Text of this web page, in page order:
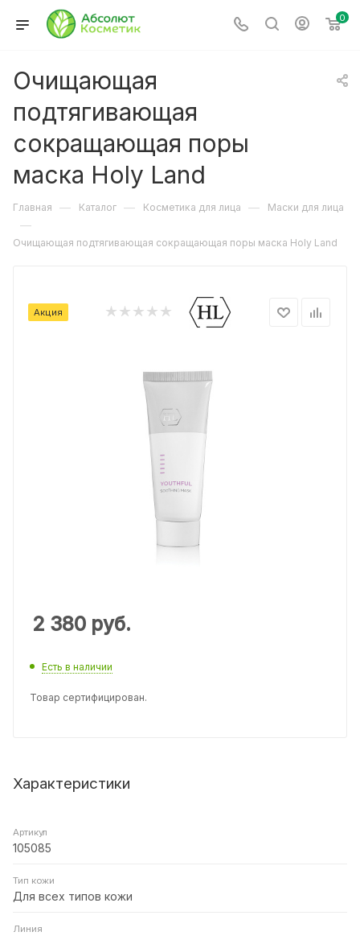
0
Очищающая
подтягивающая
сокращающая поры
маска Holy Land
Главная — Каталог — Косметика для лица — Маски для лица
—
Очищающая подтягивающая сокращающая поры маска Holy Land
Акция
2 380 руб.
Есть в наличии
Товар сертифицирован.
Характеристики
Артикул
105085
Тип кожи
Для всех типов кожи
Линия